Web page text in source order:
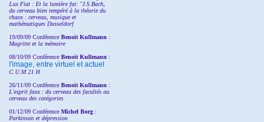
Lux Fiat : Et la lumière fut: "J.S.Bach,
du cerveau bien tempéré à la théorie du
chaos : cerveau, musique et
mathématiques Dusseldorf
19/09/09 Conférence Benoit Kullmann :
Magritte et la mémoire
08/10/09 Conférence Benoit Kullmann :
l'image, entre virtuel et actuel
C.U.M 21 H
26/11/09 Conférence Benoit Kullmann :
L'esprit faux : du cerveau des facultés au
cerveau des catégories
01/12/09 Conférence Michel Borg :
Parkinson et dépression